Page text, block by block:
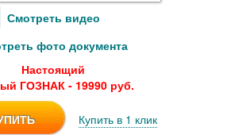
Смотреть видео
фото документа
Настоящий
ГОЗНАК - 19990 руб.
Купить в 1 клик